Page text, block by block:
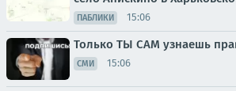
ПАБЛИКИ 15:06
Только ТЫ САМ узнаешь
СМИ 15:06